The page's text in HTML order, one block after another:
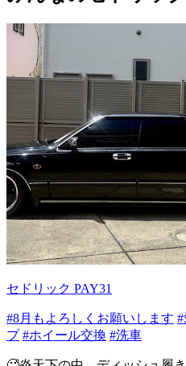
セドリック PAY31
#8月もよろしくお願いします
プ #ホイール交換 #洗車